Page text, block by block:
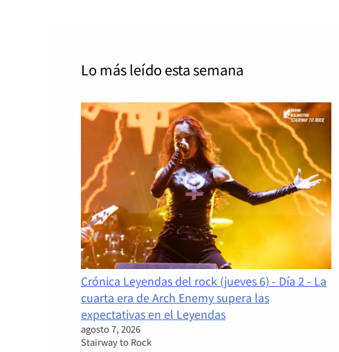
Lo más leído esta semana
Crónica Leyendas del rock (jueves 6) - Día 2 - La
cuarta era de Arch Enemy supera las
expectativas en el Leyendas
agosto 7, 2026
Stairway to Rock